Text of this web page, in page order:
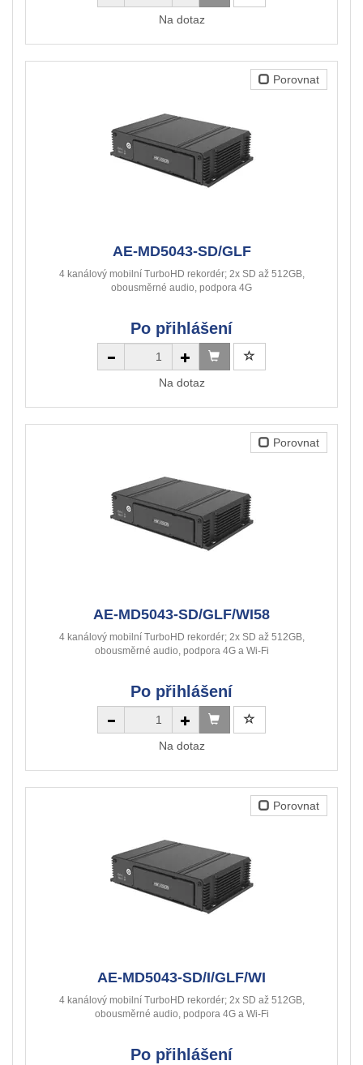
Na dotaz
Porovnat
AE-MD5043-SD/GLF
4 kanálový mobilní TurboHD rekordér; 2x SD až 512GB,
obousměrné audio, podpora 4G
Po přihlášení
Na dotaz
Porovnat
AE-MD5043-SD/GLF/WI58
4 kanálový mobilní TurboHD rekordér; 2x SD až 512GB,
obousměrné audio, podpora 4G a Wi-Fi
Po přihlášení
Na dotaz
Porovnat
AE-MD5043-SD/I/GLF/WI
4 kanálový mobilní TurboHD rekordér; 2x SD až 512GB,
obousměrné audio, podpora 4G a Wi-Fi
Po přihlášení